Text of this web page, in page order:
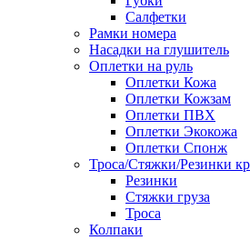
Салфетки
Рамки номера
Насадки на глушитель
Оплетки на руль
Оплетки Кожа
Оплетки Кожзам
Оплетки ПВХ
Оплетки Экокожа
Оплетки Спонж
Троса/Стяжки/Резинки
Резинки
Стяжки груза
Троса
Колпаки